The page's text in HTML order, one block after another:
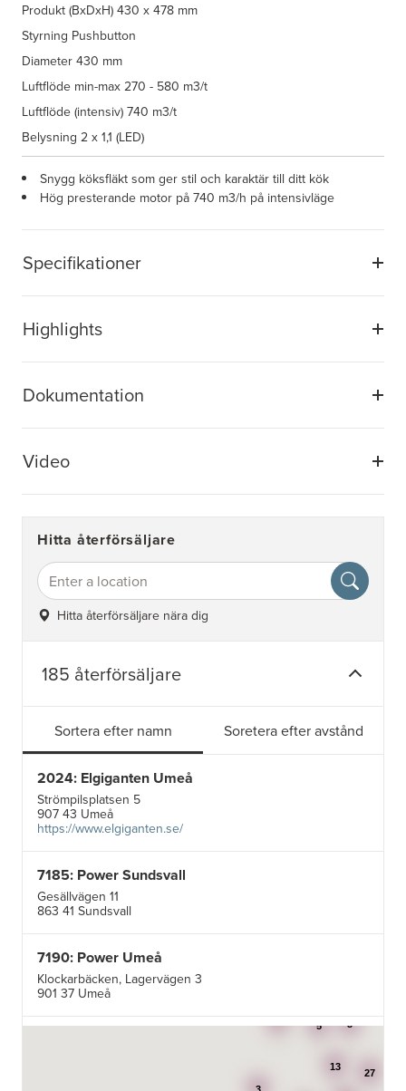
Specifikationer
Highlights
Dokumentation
Video
Produkt (BxDxH)430 x 478 mm
Styrning Pushbutton
Diameter430 mm
Luftflöde min-max270 - 580 m3/t
Luftflöde (intensiv)740 m3/t
Belysning 2 x 1,1 (LED)
Snygg köksfläkt som ger stil och karaktär till ditt kök
Hög presterande motor på 740 m3/h på intensivläge
Hitta återförsäljare
Hitta återförsäljare nära dig
185 återförsäljare
Sortera efter namn Soretera efter avstånd
2024: Elgiganten Umeå
Strömpilsplatsen 5
907 43 Umeå
https://www.elgiganten.se/
7185: Power Sundsvall
Gesällvägen 11
863 41 Sundsvall
7190: Power Umeå
Klockarbäcken, Lagervägen 3
901 37 Umeå
27
13
3
5